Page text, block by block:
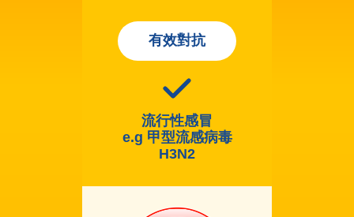
有效對抗
流行性感冒
e.g 甲型流感病毒
H3N2